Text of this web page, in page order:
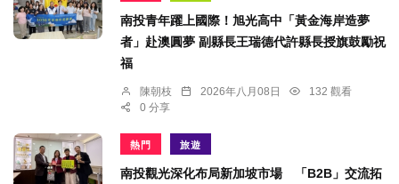
南投青年躍上國際！旭光高中「黃金海岸造夢
者」赴澳圓夢 副縣長王瑞德代許縣長授旗鼓勵祝
福
陳朝枝 2026年八月08日
132 觀看
0 分享
熱門 旅遊
南投觀光深化布局新加坡市場 「B2B」交流拓